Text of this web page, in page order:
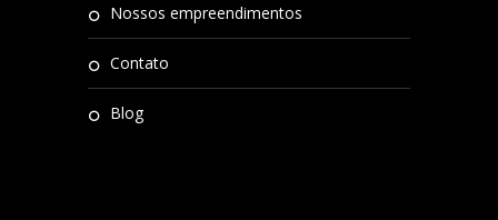
nossos empreendimentos
contato
blog